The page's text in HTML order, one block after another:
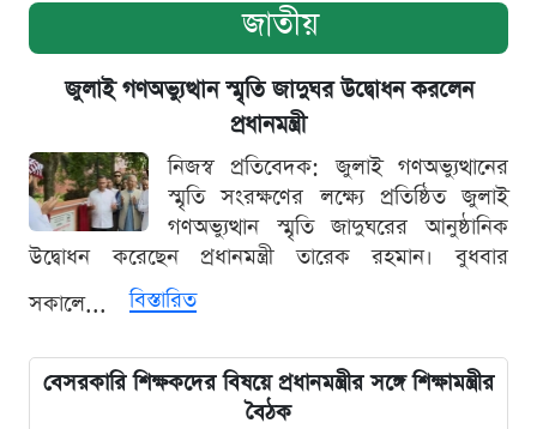
জাতীয়
জুলাই গণঅভ্যুত্থান স্মৃতি জাদুঘর উদ্বোধন করলেন
প্রধানমন্ত্রী
নিজস্ব প্রতিবেদক: জুলাই গণঅভ্যুত্থানের
স্মৃতি সংরক্ষণের লক্ষ্যে প্রতিষ্ঠিত জুলাই
গণঅভ্যুত্থান স্মৃতি জাদুঘরের আনুষ্ঠানিক
উদ্বোধন করেছেন প্রধানমন্ত্রী তারেক রহমান। বুধবার
সকালে...
বিস্তারিত
বেসরকারি শিক্ষকদের বিষয়ে প্রধানমন্ত্রীর সঙ্গে শিক্ষামন্ত্রীর
বৈঠক